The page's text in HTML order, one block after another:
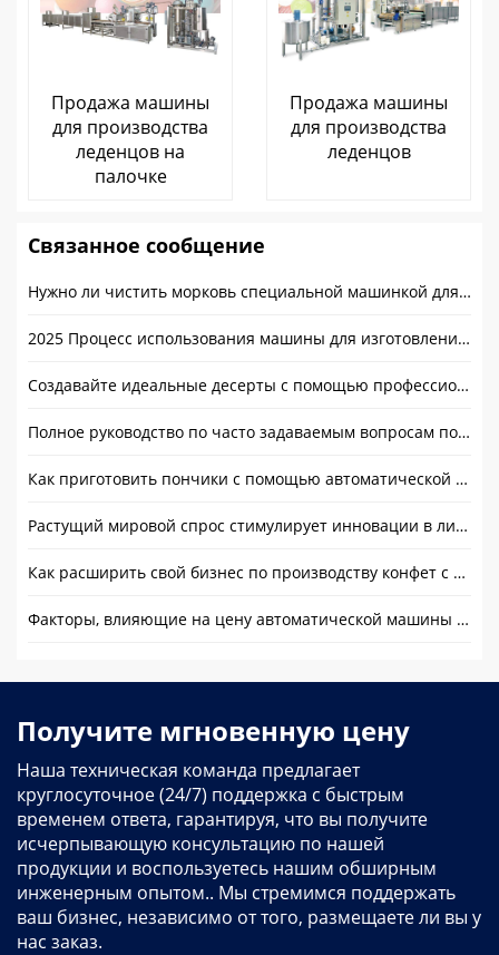
Продажа машины
для производства
леденцов на
палочке
Продажа машины
для производства
леденцов
Связанное сообщение
Нужно ли чистить морковь специальной машинкой для чистки моркови
2025 Процесс использования машины для изготовления шоколада и динамика цен
Создавайте идеальные десерты с помощью профессионального оборудования
Полное руководство по часто задаваемым вопросам по машине для обжарки какао-бобов
Как приготовить пончики с помощью автоматической машины для изготовления пончиков?
Растущий мировой спрос стимулирует инновации в линии по производству картофеля фри
Как расширить свой бизнес по производству конфет с помощью профессионального оборудования для производства леденцов?
Факторы, влияющие на цену автоматической машины для изготовления конфет
Получите мгновенную цену
Наша техническая команда предлагает
круглосуточное (24/7) поддержка с быстрым
временем ответа, гарантируя, что вы получите
исчерпывающую консультацию по нашей
продукции и воспользуетесь нашим обширным
инженерным опытом.. Мы стремимся поддержать
ваш бизнес, независимо от того, размещаете ли вы у
нас заказ.